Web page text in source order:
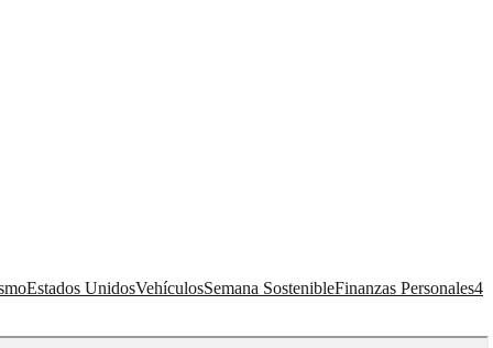
Estados UnidosVehículosSemana SostenibleFinanzas Personales4